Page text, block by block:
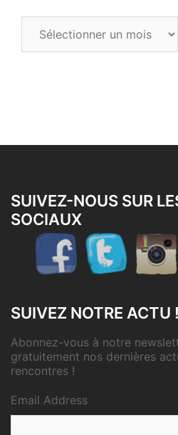
SUIVEZ-NOUS SUR
SOCIAUX
SUIVEZ NOTRE ACTU !
Abonnez-vous à notre
gratuitement nos dernières
rencontres !
Email Address